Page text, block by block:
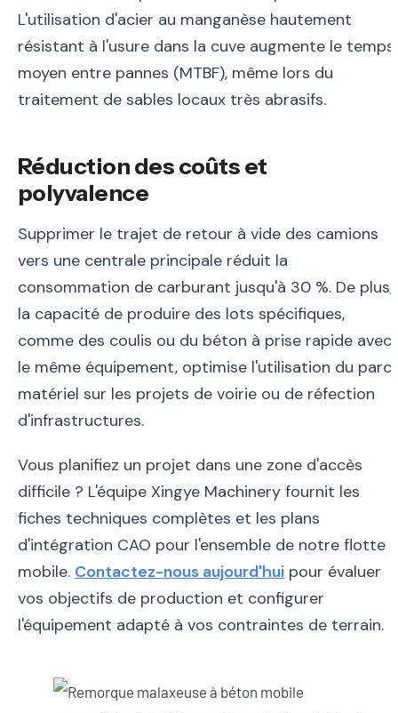
L'utilisation d'acier au manganèse hautement
résistant à l'usure dans la cuve augmente le temps
moyen entre pannes (MTBF), même lors du
traitement de sables locaux très abrasifs.
Réduction des coûts et
polyvalence
Supprimer le trajet de retour à vide des camions
vers une centrale principale réduit la
consommation de carburant jusqu'à 30 %. De plus,
la capacité de produire des lots spécifiques,
comme des coulis ou du béton à prise rapide avec
le même équipement, optimise l'utilisation du parc
matériel sur les projets de voirie ou de réfection
d'infrastructures.
Vous planifiez un projet dans une zone d'accès
difficile ? L'équipe Xingye Machinery fournit les
fiches techniques complètes et les plans
d'intégration CAO pour l'ensemble de notre flotte
mobile. Contactez-nous aujourd'hui pour évaluer
vos objectifs de production et configurer
l'équipement adapté à vos contraintes de terrain.